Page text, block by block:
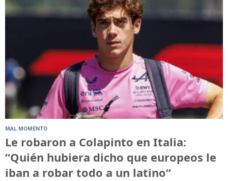
MAL MOMENTO
Le robaron a Colapinto en Italia:
“Quién hubiera dicho que europeos le
iban a robar todo a un latino“